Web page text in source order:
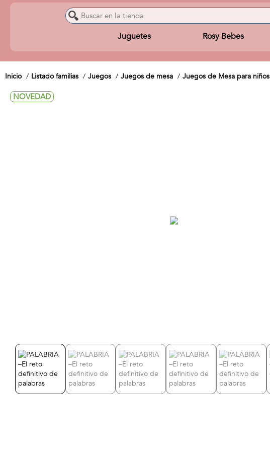
Juguetes Rosy Bebes
Inicio Listado familias Juegos Juegos de mesa Juegos de Mesa para niños
NOVEDAD